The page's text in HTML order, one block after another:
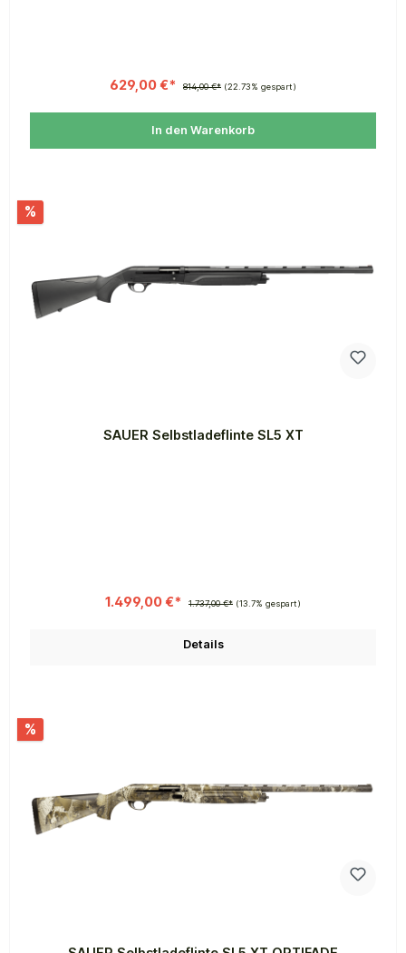
629,00 €* 814,00 €* (22.73% gespart)
In den Warenkorb
%
SAUER Selbstladeflinte SL5 XT
1.499,00 €* 1.737,00 €* (13.7% gespart)
Details
%